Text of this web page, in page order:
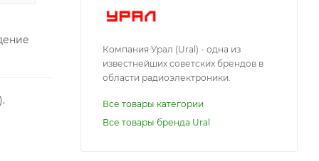
Компания Урал (Ural) - одна из
известнейших советских брендов в
области радиоэлектроники.
Все товары категории
Все товары бренда Ural